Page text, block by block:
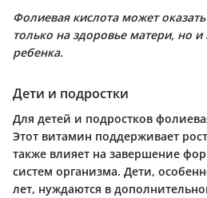
Фолиевая кислота может
только на здоровье матери, но
ребенка.
Дети и подростки
Для детей и подростков
Этот витамин поддерживает
также влияет на завершение
систем организма. Дети,
лет, нуждаются в